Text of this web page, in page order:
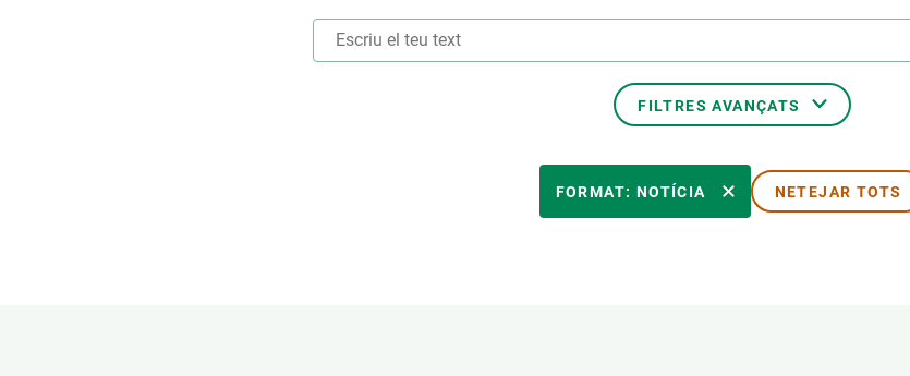
FILTRES AVANÇATS
TEMES TRANSVERSALS
FORMAT: NOTÍCIA NETEJAR TOTS